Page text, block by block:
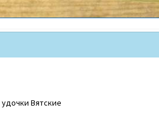
удочки Вятские